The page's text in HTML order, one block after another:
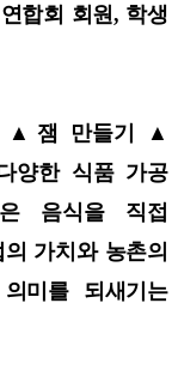
합회 회원, 학생
▲잼 만들기 ▲
양한 식품 가공
음식을 직접
가치와 농촌의
미를 되새기는